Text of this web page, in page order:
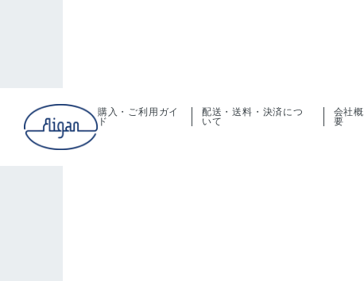
購入・ご利用ガイ
ド
配送・送料・決済につ
いて
会社概
要